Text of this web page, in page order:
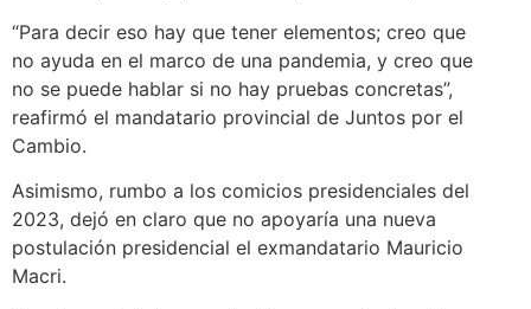
“Para decir eso hay que tener elementos; creo que
no ayuda en el marco de una pandemia, y creo que
no se puede hablar si no hay pruebas concretas”,
reafirmó el mandatario provincial de Juntos por el
Cambio.
Asimismo, rumbo a los comicios presidenciales del
2023, dejó en claro que no apoyaría una nueva
postulación presidencial el exmandatario Mauricio
Macri.